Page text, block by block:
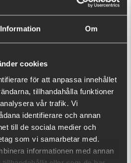
Information Om
cookies
för att anpassa innehållet
tillhandahålla funktioner
vår trafik. Vi
identifierare och annan
till de sociala medier och
som vi samarbetar med.
informationen med annan
kvar
Berkley® Zilla Jointed
Glider 18cm, 80g